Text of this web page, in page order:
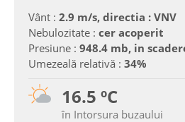
Vânt : 2.9 m/s, directia : VNV
Nebulozitate : cer acoperit
Presiune : 948.4 mb, in
Umezeală relativă : 34%
16.5 ºC
în Intorsura buzaului